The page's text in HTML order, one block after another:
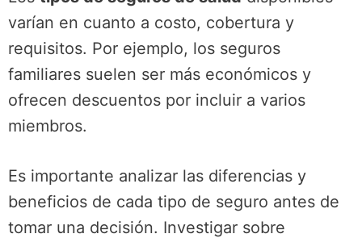
varían en cuanto a costo, cobertura y
requisitos. Por ejemplo, los seguros
familiares suelen ser más económicos y
ofrecen descuentos por incluir a varios
miembros.
Es importante analizar las diferencias y
beneficios de cada tipo de seguro antes de
tomar una decisión. Investigar sobre